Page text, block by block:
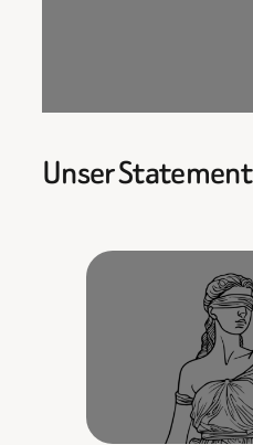
Unser Statement